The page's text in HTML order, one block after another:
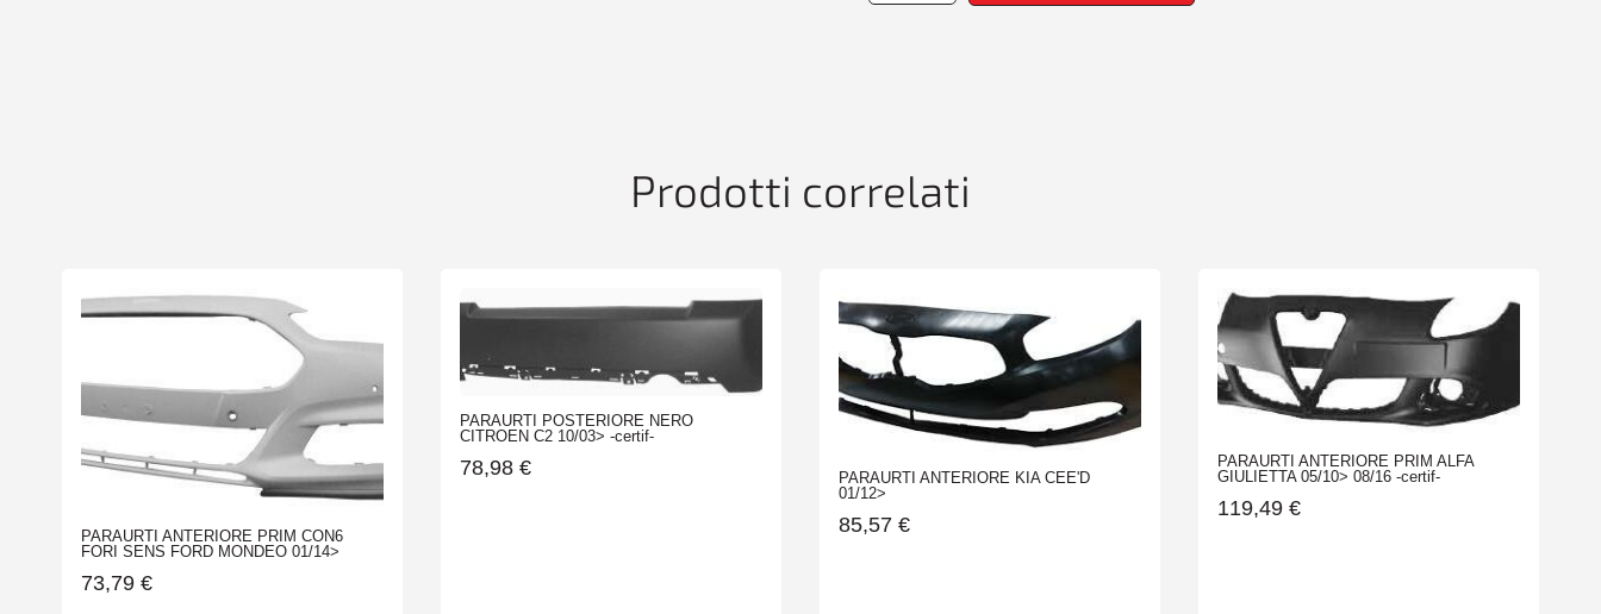
quantità
Prodotti correlati
PARAURTI ANTERIORE PRIM CON6
FORI SENS FORD MONDEO 01/14>
73,79 €
PARAURTI POSTERIORE NERO
CITROEN C2 10/03> -certif-
78,98 €
PARAURTI ANTERIORE KIA CEE'D
01/12>
85,57 €
PARAURTI ANTERIORE PRIM ALFA
GIULIETTA 05/10> 08/16 -certif-
119,49 €